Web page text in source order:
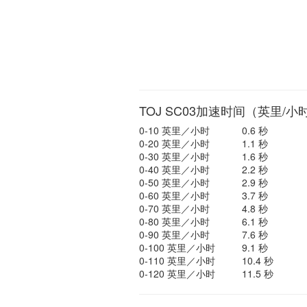
TOJ SC03加速时间（英里/小
0-10 英里／小时
0.6 秒
0-20 英里／小时
1.1 秒
0-30 英里／小时
1.6 秒
0-40 英里／小时
2.2 秒
0-50 英里／小时
2.9 秒
0-60 英里／小时
3.7 秒
0-70 英里／小时
4.8 秒
0-80 英里／小时
6.1 秒
0-90 英里／小时
7.6 秒
0-100 英里／小时
9.1 秒
0-110 英里／小时
10.4 秒
0-120 英里／小时
11.5 秒